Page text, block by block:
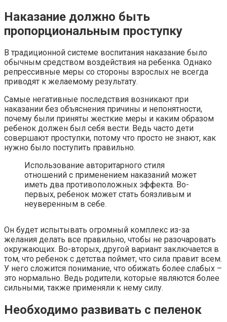
Наказание должно быть
пропорциональным проступку
В традиционной системе воспитания наказание было
обычным средством воздействия на ребенка. Однако
репрессивные меры со стороны взрослых не всегда
приводят к желаемому результату.
Самые негативные последствия возникают при
наказании без объяснения причины и непонятности,
почему были приняты жесткие меры и каким образом
ребенок должен был себя вести. Ведь часто дети
совершают проступки, потому что просто не знают, как
нужно было поступить правильно.
Использование авторитарного стиля
отношений с применением наказаний может
иметь два противоположных эффекта. Во-
первых, ребенок может стать боязливым и
неуверенным в себе.
Он будет испытывать огромный комплекс из-за
желания делать все правильно, чтобы не разочаровать
окружающих. Во-вторых, другой вариант заключается в
том, что ребенок с детства поймет, что сила правит всем.
У него сложится понимание, что обижать более слабых –
это нормально. Ведь родители, которые являются более
сильными, также применяли к нему силу.
Необходимо развивать с пеленок